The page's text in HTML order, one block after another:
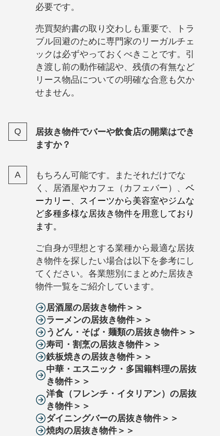
必要です。
売買契約書の取り交わしも重要で、トラ
ブル回避のために専門家のリーガルチェ
ックは必ずやっておくべきことです。引
き渡し前の動作確認や、残債の有無など
リース物品についての明確な合意も欠か
せません。
居抜き物件でバーや飲食店の開業はでき
ますか？
もちろん可能です。またそれだけでな
く、居酒屋やカフェ（カフェバー）、 ベ
ーカリー、スイーツから美容室やジムな
ど多種多様な居抜き物件を用意しており
ます。
ご自身が理想とする業種から最適な居抜
き物件を探したい場合は以下を参考にし
てください。各業態別にまとめた居抜き
物件一覧をご紹介しています。
居酒屋の居抜き物件＞＞
ラーメンの居抜き物件＞＞
うどん・そば・麺類の居抜き物件＞＞
寿司・割烹の居抜き物件＞＞
鉄板焼きの居抜き物件＞＞
中華・エスニック・多国籍料理の居抜
き物件＞＞
洋食（フレンチ・イタリアン）の居抜
き物件＞＞
ダイニングバーの居抜き物件＞＞
焼肉の居抜き物件＞＞